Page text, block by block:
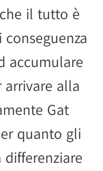
il tutto è
accumulare
arrivare alla
Gat
quanto gli